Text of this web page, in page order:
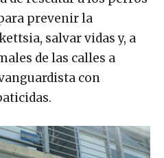
de rescatar a los perros
prevenir la
salvar vidas y, a
de las calles a
con